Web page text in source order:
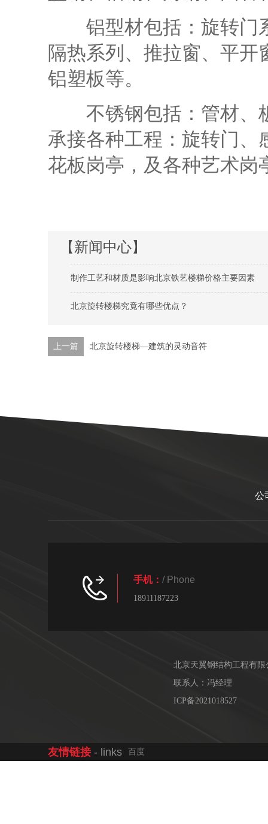
铝型材包括：旋转门
隔热系列、推拉窗、平
铝塑板等。
不锈钢包括：管材、
承接各种工程：旋转门、
花板岗亭，及各种艺术岗
【新闻中心】
制作工艺和材质是影响北京铁艺楼梯价格主要因素
北京旋转楼梯究竟有哪些优点？
上一篇 北京旋转楼梯—建筑的灵动音符
公
手机： / Phone
18911187223
北京天翼钢结构工程有限
联系人：冯经理
ICP备2021018527
友情链接 - links 百度